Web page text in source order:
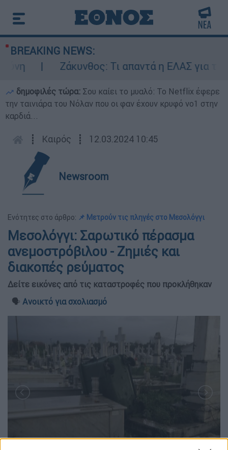
BREAKING NEWS:
Ζάκυνθος: Τι απαντά η ΕΛΑΣ για
δημοφιλές τώρα: Σου καίει το μυαλό: Το Netflix έφερε
την ταινιάρα του Νόλαν που οι φαν έχουν κρυφό νο1 στην
καρδιά...
┋ Καιρός ┋ 12.03.2024 10:45
Newsroom
Ενότητες στο άρθρο: 📌 Μετρούν τις πληγές στο Μεσολόγγι
Μεσολόγγι: Σαρωτικό πέρασμα
ανεμοστρόβιλου - Ζημιές και
διακοπές ρεύματος
Δείτε εικόνες από τις καταστροφές που προκλήθηκαν
🗣️ Ανοικτό για σχολιασμό